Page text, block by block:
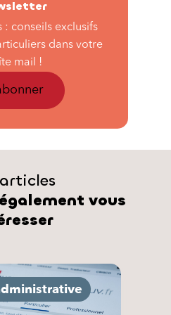
: conseils exclusifs
dans votre
mail !
vous